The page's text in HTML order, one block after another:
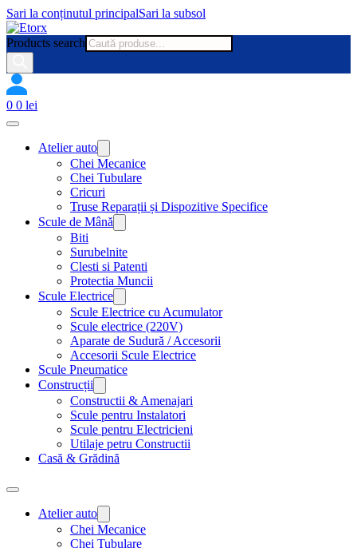
Sari la conținutul principalSari la subsol
Products search
0 0 lei
Atelier auto
Chei Mecanice
Chei Tubulare
Cricuri
Truse Reparații și Dispozitive Specifice
Scule de Mână
Biti
Surubelnite
Clesti si Patenti
Protectia Muncii
Scule Electrice
Scule Electrice cu Acumulator
Scule electrice (220V)
Aparate de Sudură / Accesorii
Accesorii Scule Electrice
Scule Pneumatice
Construcții
Constructii & Amenajari
Scule pentru Instalatori
Scule pentru Electricieni
Utilaje petru Constructii
Casă & Grădină
Atelier auto
Chei Mecanice
Chei Tubulare